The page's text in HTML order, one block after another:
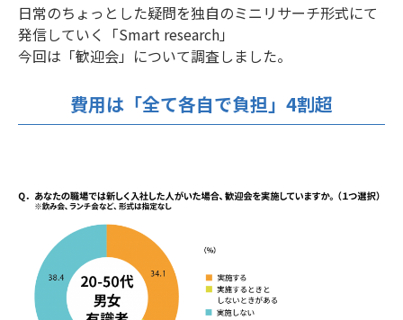
日常のちょっとした疑問を独自のミニリサーチ形式にて
発信していく「Smart research」
今回は「歓迎会」について調査しました。
費用は「全て各自で負担」4割超